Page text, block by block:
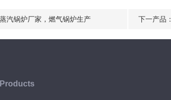
汽锅炉厂家，燃气锅炉生产 下一产品：
Products